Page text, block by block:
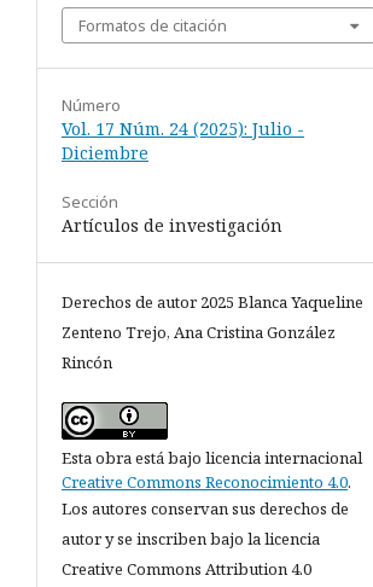
Formatos de citación
Número
Vol. 17 Núm. 24 (2025): Julio -
Diciembre
Sección
Artículos de investigación
Derechos de autor 2025 Blanca Yaqueline
Zenteno Trejo, Ana Cristina González
Rincón
Esta obra está bajo licencia internacional
Creative Commons Reconocimiento 4.0.
Los autores conservan sus derechos de
autor y se inscriben bajo la licencia
Creative Commons Attribution 4.0